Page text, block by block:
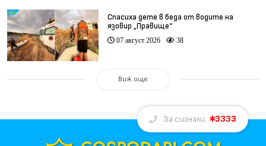
Спасиха дете в беда от водите на
язовир „Правище“
07 август 2026 38
Виж още
За сигнали: 3333